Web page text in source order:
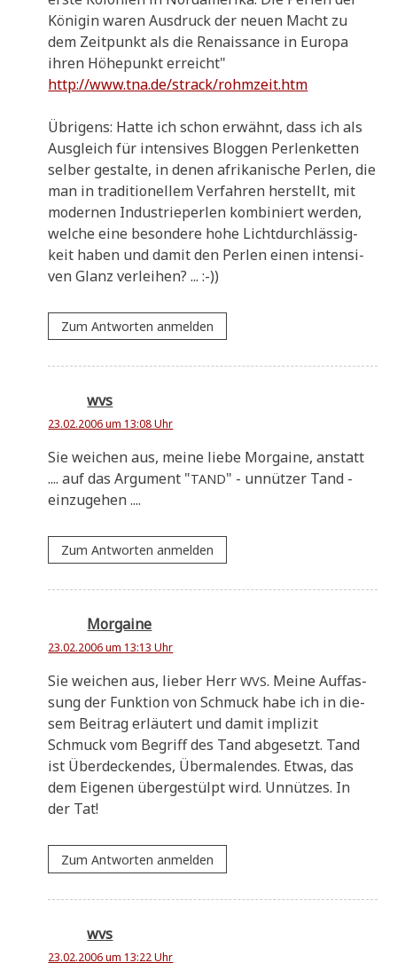
Köni­gin waren Aus­druck der neu­en Macht zu
dem Zeit­punkt als die Renais­sance in Euro­pa
ihren Höhe­punkt erreicht"
http://www.tna.de/strack/rohmzeit.htm
Übri­gens: Hat­te ich schon erwähnt, dass ich als
Aus­gleich für inten­si­ves Blog­gen Per­len­ket­ten
sel­ber gestal­te, in denen afri­ka­ni­sche Per­len, die
man in tra­di­tio­nel­lem Ver­fah­ren her­stellt, mit
moder­nen Indu­strie­per­len kom­bi­niert wer­den,
wel­che eine beson­de­re hohe Licht­durch­läs­sig­
keit haben und damit den Per­len einen inten­si­
ven Glanz verleihen? ... :-))
Zum Antworten anmelden
wvs
23.02.2006 um 13:08 Uhr
Sie wei­chen aus, mei­ne lie­be Mor­gai­ne, anstatt
.... auf das Argu­ment "TAND" - unnüt­zer Tand -
einzugehen ....
Zum Antworten anmelden
Morgaine
23.02.2006 um 13:13 Uhr
Sie wei­chen aus, lie­ber HerrWVS. Mei­ne Auf­fas­
sung der Funk­ti­on von Schmuck habe ich in die­
sem Bei­trag erläu­tert und damit impli­zit
Schmuck vom Begriff des Tand abge­setzt. Tand
ist Über­decken­des, Über­ma­len­des. Etwas, das
dem Eige­nen über­ge­stülpt wird. Unnüt­zes. In
der Tat!
Zum Antworten anmelden
wvs
23.02.2006 um 13:22 Uhr